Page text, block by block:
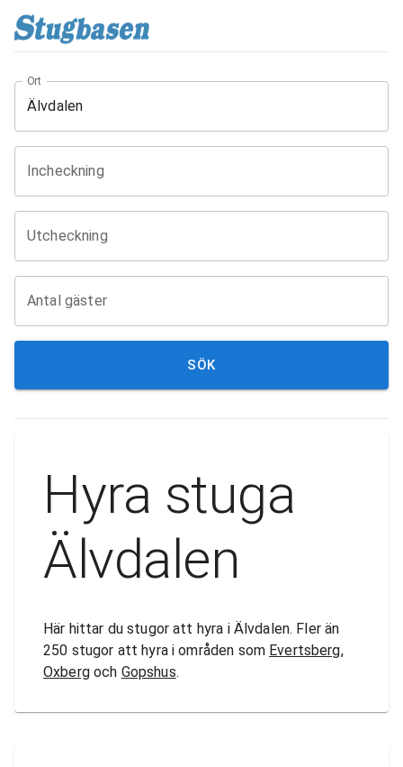
Ort
Incheckning
Utcheckning
Antal gäster
SÖK
Hyra stuga
Älvdalen
Här hittar du stugor att hyra i Älvdalen. Fler än
250 stugor att hyra i områden som Evertsberg,
Oxbergoch Gopshus.